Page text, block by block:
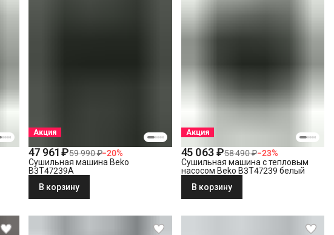
Акция
47 961 ₽59 990 ₽−20%
Сушильная машина Beko
B3T47239A
В корзину
Акция
45 063 ₽58 490 ₽−23%
Сушильная машина с тепловым
насосом Beko B3T47239 белый
В корзину